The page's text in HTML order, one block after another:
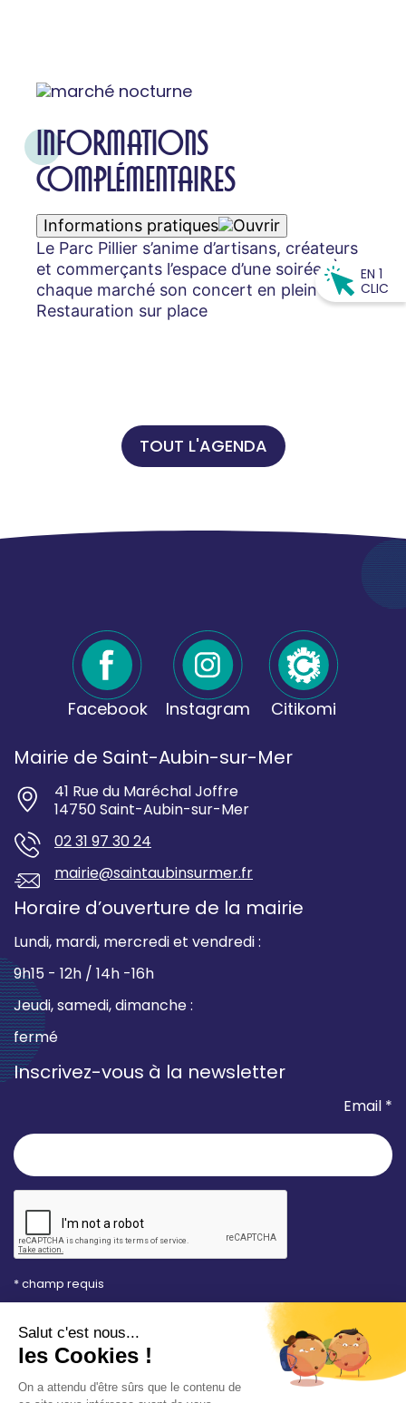
INFORMATIONS
COMPLÉMENTAIRES
Informations pratiques
Le Parc Pillier s’anime d’artisans, créateurs
et commerçants l’espace d’une soirée. À
chaque marché son concert en plein air.
Restauration sur place
TOUT L'AGENDA
Facebook Instagram Citikomi
Mairie de Saint-Aubin-sur-Mer
41 Rue du Maréchal Joffre
14750 Saint-Aubin-sur-Mer
02 31 97 30 24
mairie@saintaubinsurmer.fr
Horaire d’ouverture de la mairie
Lundi, mardi, mercredi et vendredi :
9h15 - 12h / 14h -16h
Jeudi, samedi, dimanche :
fermé
Inscrivez-vous à la newsletter
Email *
* champ requis
vous envoyer les lettres d'information de la Mairie de
EN 1
CLIC